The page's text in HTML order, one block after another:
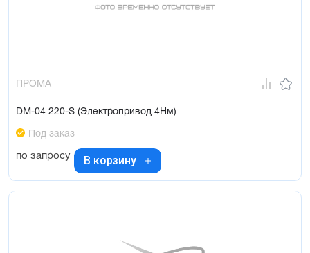
ПРОМА
DM-04 220-S (Электропривод 4Нм)
Под заказ
по запросу В корзину